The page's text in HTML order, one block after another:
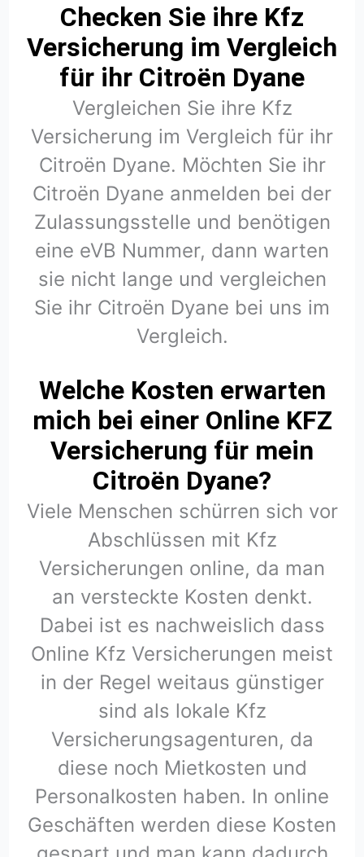
Checken Sie ihre Kfz
Versicherung im Vergleich
für ihr Citroën Dyane
Vergleichen Sie ihre Kfz
Versicherung im Vergleich für ihr
Citroën Dyane. Möchten Sie ihr
Citroën Dyane anmelden bei der
Zulassungsstelle und benötigen
eine eVB Nummer, dann warten
sie nicht lange und vergleichen
Sie ihr Citroën Dyane bei uns im
Vergleich.
Welche Kosten erwarten
mich bei einer Online KFZ
Versicherung für mein
Citroën Dyane?
Viele Menschen schürren sich vor
Abschlüssen mit Kfz
Versicherungen online, da man
an versteckte Kosten denkt.
Dabei ist es nachweislich dass
Online Kfz Versicherungen meist
in der Regel weitaus günstiger
sind als lokale Kfz
Versicherungsagenturen, da
diese noch Mietkosten und
Personalkosten haben. In online
Geschäften werden diese Kosten